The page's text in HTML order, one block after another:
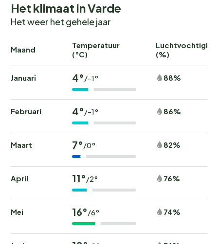
Het klimaat in Varde
Het weer het gehele jaar
Maand
Temperatuur
(°C)
(%)
Januari 4°/-1° 88%
Februari 4°/-1° 86%
Maart 7°/0° 82%
April 11°/2° 76%
Mei 16°/6° 74%